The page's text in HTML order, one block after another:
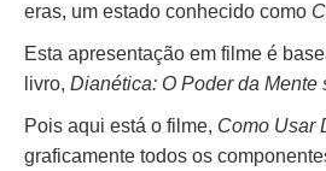
eras, um estado conhecido como
Esta apresentação em filme é
livro, Dianética: O Poder da Mente
Pois aqui está o filme, Como Usar
graficamente todos os